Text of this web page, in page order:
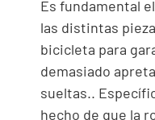
Es fundamental
las distintas
bicicleta para
demasiado
sueltas..
hecho de que la